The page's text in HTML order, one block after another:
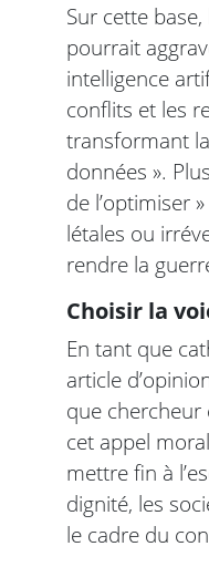
Sur cette
pourrait
intelligence
conflits et les
transformant
données ».
de l’optimiser
létales ou
rendre la
Choisir la
En tant que
article
que
cet appel
mettre fin à
dignité, les
le cadre du